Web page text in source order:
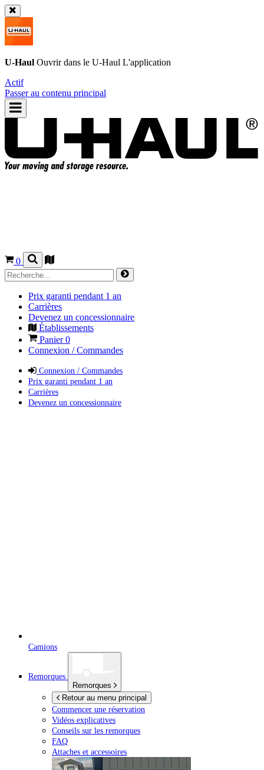
U-Haul Ouvrir dans le U-Haul L'application
Actif
Passer au contenu principal
0
Prix garanti pendant 1 an
Carrières
Devenez un concessionnaire
Établissements
Panier0
Connexion / Commandes
Connexion / Commandes
Prix garanti pendant 1 an
Carrières
Devenez un concessionnaire
Camions
Remorques
Remorques
Retour au menu principal
Commencer une réservation
Vidéos explicatives
Conseils sur les remorques
FAQ
Attaches et accessoires